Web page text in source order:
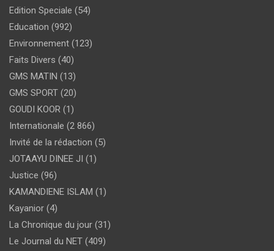
Edition Speciale (54)
Education (992)
Environnement (123)
Faits Divers (40)
GMS MATIN (13)
GMS SPORT (20)
GOUDI KOOR (1)
Internationale (2 866)
Invité de la rédaction (5)
JOTAAYU DINEE JI (1)
Justice (96)
KAMANDIENE ISLAM (1)
Kayanior (4)
La Chronique du jour (31)
Le Journal du NET (409)